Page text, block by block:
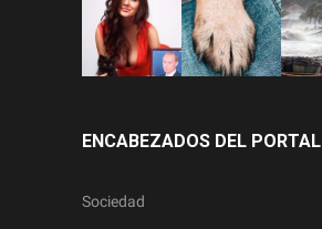
ENCABEZADOS DEL PORTAL
Sociedad